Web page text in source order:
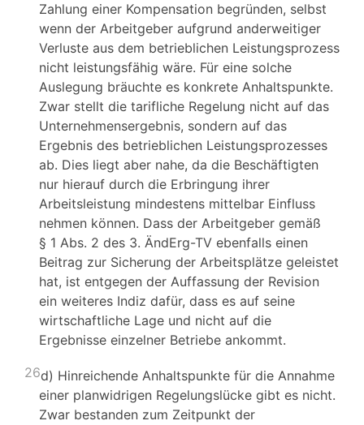
Zahlung einer Kompensation begründen, selbst
wenn der Arbeitgeber aufgrund anderweitiger
Verluste aus dem betrieblichen Leistungsprozess
nicht leistungsfähig wäre. Für eine solche
Auslegung bräuchte es konkrete Anhaltspunkte.
Zwar stellt die tarifliche Regelung nicht auf das
Unternehmensergebnis, sondern auf das
Ergebnis des betrieblichen Leistungsprozesses
ab. Dies liegt aber nahe, da die Beschäftigten
nur hierauf durch die Erbringung ihrer
Arbeitsleistung mindestens mittelbar Einfluss
nehmen können. Dass der Arbeitgeber gemäß
§ 1 Abs. 2 des 3. ÄndErg-TV ebenfalls einen
Beitrag zur Sicherung der Arbeitsplätze geleistet
hat, ist entgegen der Auffassung der Revision
ein weiteres Indiz dafür, dass es auf seine
wirtschaftliche Lage und nicht auf die
Ergebnisse einzelner Betriebe ankommt.
26d) Hinreichende Anhaltspunkte für die Annahme
einer planwidrigen Regelungslücke gibt es nicht.
Zwar bestanden zum Zeitpunkt der